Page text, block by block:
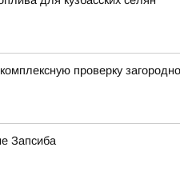
проверку
Запсиба